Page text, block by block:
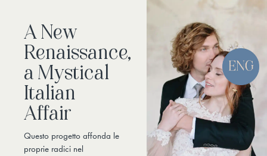
A New
Renaissance,
a Mystical
Italian
Affair
Questo progetto affonda le
proprie radici nel